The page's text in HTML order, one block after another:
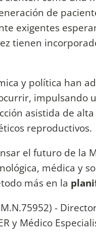
de
exigentes
tienen
y política han
impulsando
asistida de
reproductivos.
el futuro de la
médica y
más en la
-
y Médico